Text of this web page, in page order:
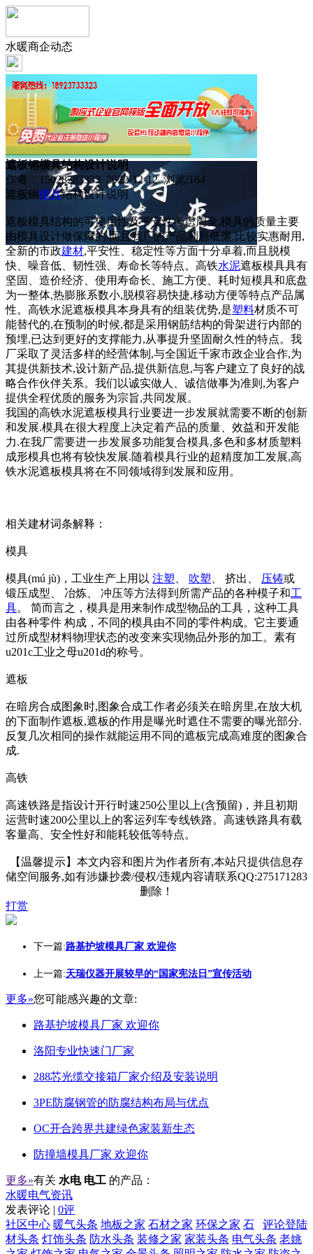
水暖商企动态
遮板钢模具结构设计说明
作者：15028283333 2022-12-12 浏览:164
遮板钢模具结构设计说明
遮板模具结构的可使用性及平安性考虑周全,模具的质量主要
由模具设计做保障的,而且我厂的产品利息低廉,比较实惠耐用,
全新的市政建材,平安性、稳定性等方面十分卓着,而且脱模
快、噪音低、韧性强、寿命长等特点。高铁水泥遮板模具具有
坚固、造价经济、使用寿命长、施工方便、耗时短模具和底盘
为一整体,热膨胀系数小,脱模容易快捷,移动方便等特点产品属
性。高铁水泥遮板模具本身具有的组装优势,是塑料材质不可
能替代的,在预制的时候,都是采用钢筋结构的骨架进行内部的
预埋,已达到更好的支撑能力,从事提升坚固耐久性的特点。我
厂采取了灵活多样的经营体制,与全国近千家市政企业合作,为
其提供新技术,设计新产品,提供新信息,与客户建立了良好的战
略合作伙伴关系。我们以诚实做人、诚信做事为准则,为客户
提供全程优质的服务为宗旨,共同发展。
我国的高铁水泥遮板模具行业要进一步发展就需要不断的创新
和发展.模具在很大程度上决定着产品的质量、效益和开发能
力.在我厂需要进一步发展多功能复合模具,多色和多材质塑料
成形模具也将有较快发展.随着模具行业的超精度加工发展,高
铁水泥遮板模具将在不同领域得到发展和应用。
相关建材词条解释：
模具
模具(mú jù)，工业生产上用以 注塑 吹塑 、 挤出、 压铸或
锻压成型、 冶炼、 冲压等方法得到所需产品的各种模子和工
具。 简而言之，模具是用来制作成型物品的工具，这种工具
由各种零件 构成，不同的模具由不同的零件构成。它主要通
过所成型材料物理状态的改变来实现物品外形的加工。素有
u201c工业之母u201d的称号。
遮板
在暗房合成图象时,图象合成工作者必须关在暗房里,在放大机
的下面制作遮板,遮板的作用是曝光时遮住不需要的曝光部分.
反复几次相同的操作就能运用不同的遮板完成高难度的图象合
成.
高铁
高速铁路是指设计开行时速250公里以上(含预留)，并且初期
运营时速200公里以上的客运列车专线铁路。高速铁路具有载
客量高、安全性好和能耗较低等特点。
【温馨提示】本文内容和图片为作者所有,本站只提供信息存
储空间服务,如有涉嫌抄袭/侵权/违规内容请联系QQ:275171283
删除！
打赏
下一篇:路基护坡模具厂家 欢迎你
上一篇:天瑞仪器开展较早的“国家宪法日”宣传活动
更多»您可能感兴趣的文章:
路基护坡模具厂家 欢迎你
洛阳专业快速门厂家
288芯光缆交接箱厂家介绍及安装说明
3PE防腐钢管的防腐结构布局与优点
OC开合跨界共建绿色家装新生态
防撞墙模具厂家 欢迎你
更多»有关 水电 电工 的产品：
水暖电气资讯
发表评论 | 0评
评论登陆
社区中心 暖气头条 地板之家 石材之家 环保之家 石
材头条 灯饰头条 防水头条 装修之家 家装头条 电气头条 老姚